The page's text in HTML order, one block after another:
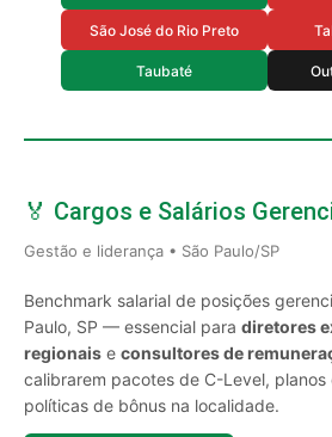
São José do Rio Preto
Taubaté
🏅 Cargos e Salários
Gestão e liderança • São Paulo/SP
Benchmark salarial de posições
Paulo, SP — essencial para diretores
regionais e consultores de
calibrarem pacotes de C-Level, planos
políticas de bônus na localidade.